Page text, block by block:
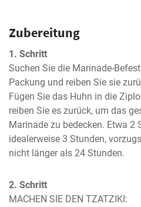
Zubereitung
1. Schritt
Suchen Sie die Marinade-
Packung und reiben Sie sie
Fügen Sie das Huhn in die
reiben Sie es zurück, um das
Marinade zu bedecken. Etwa 2
idealerweise 3 Stunden,
nicht länger als 24 Stunden.
2. Schritt
MACHEN SIE DEN TZATZIKI: